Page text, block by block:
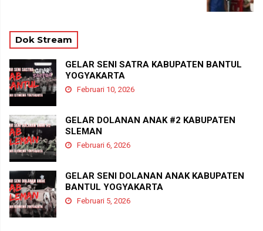
Dok Stream
GELAR SENI SATRA KABUPATEN BANTUL
YOGYAKARTA
Februari 10, 2026
GELAR DOLANAN ANAK #2 KABUPATEN
SLEMAN
Februari 6, 2026
GELAR SENI DOLANAN ANAK KABUPATEN
BANTUL YOGYAKARTA
Februari 5, 2026